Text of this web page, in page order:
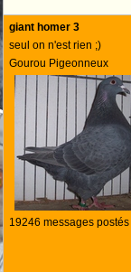
giant homer 3
seul on n'est rien ;)
Gourou Pigeonneux
19246 messages postés